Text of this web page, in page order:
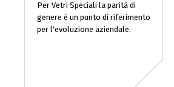
Per Vetri Speciali la parità di
genere è un punto di riferimento
per l'evoluzione aziendale.